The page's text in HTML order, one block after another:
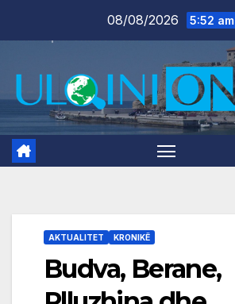
08/08/2026 5:52 am
AKTUALITET KRONIKË
Budva, Berane,